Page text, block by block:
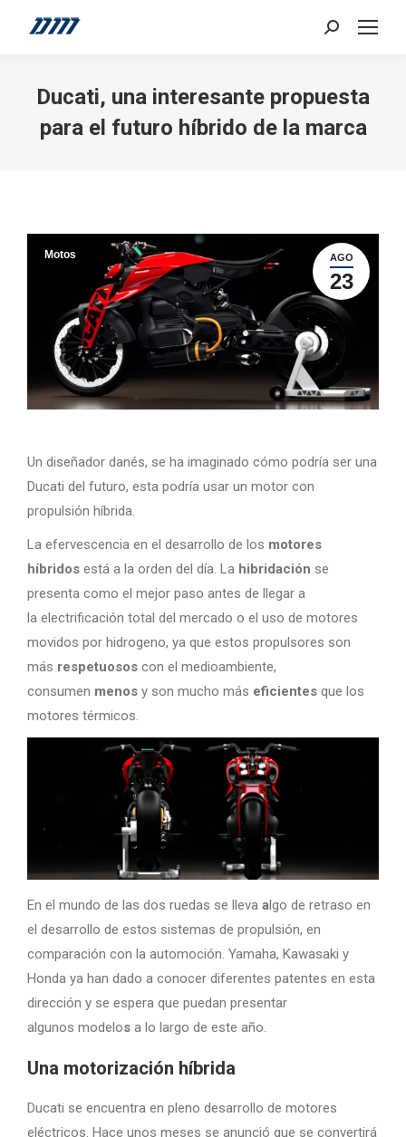
Search:
Ducati, una interesante propuesta
para el futuro híbrido de la marca
AGO
23
Motos
Un diseñador danés, se ha imaginado cómo podría ser una
Ducati del futuro, esta podría usar un motor con
propulsión híbrida.
La efervescencia en el desarrollo de los motores
híbridos está a la orden del día. La hibridación se
presenta como el mejor paso antes de llegar a
la electrificación total del mercado o el uso de motores
movidos por hidrogeno, ya que estos propulsores son
más respetuosos con el medioambiente,
consumen menos y son mucho más eficientes que los
motores térmicos.
En el mundo de las dos ruedas se lleva algo de retraso en
el desarrollo de estos sistemas de propulsión, en
comparación con la automoción. Yamaha, Kawasaki y
Honda ya han dado a conocer diferentes patentes en esta
dirección y se espera que puedan presentar
algunos modelos a lo largo de este año.
Una motorización híbrida
Ducati se encuentra en pleno desarrollo de motores
eléctricos. Hace unos meses se anunció que se convertirá